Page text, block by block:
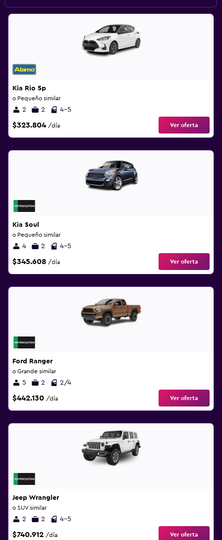
Kia Rio 5p
o Pequeño similar
2 2 4-5
$323.804 /día Ver oferta
Kia Soul
o Pequeño similar
4 2 4-5
$345.608 /día Ver oferta
Ford Ranger
o Grande similar
5 2 2/4
$442.130 /día Ver oferta
Jeep Wrangler
o SUV similar
2 2 4-5
$740.912 /día Ver oferta